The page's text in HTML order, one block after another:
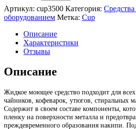
Артикул: cup3500 Категория:
оборудованием Метка: Cup
Описание
Характеристики
Отзывы
Описание
Жидкое моющее средство подходит для
чайников, кофеварок, утюгов, стиральных
Содержит в своем составе компоненты,
пленку на поверхности металла и
преждевременного образования накипи.